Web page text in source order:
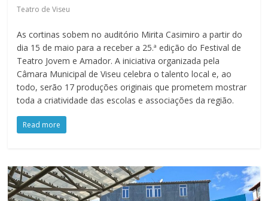
Teatro de Viseu
As cortinas sobem no auditório Mirita Casimiro a partir do
dia 15 de maio para a receber a 25.ª edição do Festival de
Teatro Jovem e Amador. A iniciativa organizada pela
Câmara Municipal de Viseu celebra o talento local e, ao
todo, serão 17 produções originais que prometem mostrar
toda a criatividade das escolas e associações da região.
Read more